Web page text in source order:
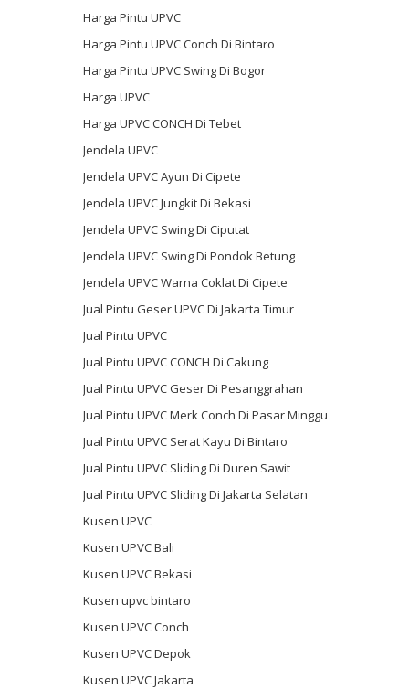
Harga Pintu UPVC
Harga Pintu UPVC Conch Di Bintaro
Harga Pintu UPVC Swing Di Bogor
Harga UPVC
Harga UPVC CONCH Di Tebet
Jendela UPVC
Jendela UPVC Ayun Di Cipete
Jendela UPVC Jungkit Di Bekasi
Jendela UPVC Swing Di Ciputat
Jendela UPVC Swing Di Pondok Betung
Jendela UPVC Warna Coklat Di Cipete
Jual Pintu Geser UPVC Di Jakarta Timur
Jual Pintu UPVC
Jual Pintu UPVC CONCH Di Cakung
Jual Pintu UPVC Geser Di Pesanggrahan
Jual Pintu UPVC Merk Conch Di Pasar Minggu
Jual Pintu UPVC Serat Kayu Di Bintaro
Jual Pintu UPVC Sliding Di Duren Sawit
Jual Pintu UPVC Sliding Di Jakarta Selatan
Kusen UPVC
Kusen UPVC Bali
Kusen UPVC Bekasi
Kusen upvc bintaro
Kusen UPVC Conch
Kusen UPVC Depok
Kusen UPVC Jakarta